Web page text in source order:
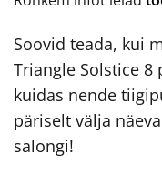
Soovid teada, kui
Triangle Solstice 8
kuidas nende
päriselt välja
salongi!